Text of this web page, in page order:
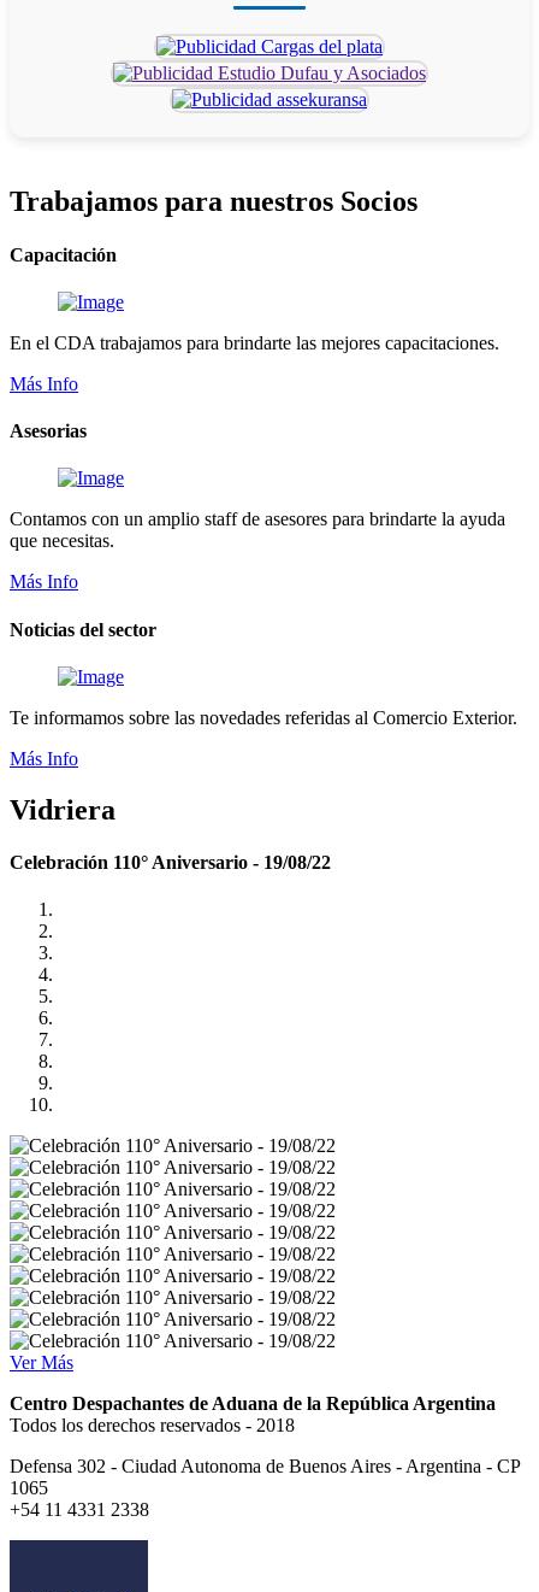
Trabajamos para nuestros Socios
Capacitación
En el CDA trabajamos para brindarte las mejores capacitaciones.
Más Info
Asesorias
Contamos con un amplio staff de asesores para brindarte la ayuda
que necesitas.
Más Info
Noticias del sector
Te informamos sobre las novedades referidas al Comercio Exterior.
Más Info
Vidriera
Celebración 110° Aniversario - 19/08/22
Ver Más
Centro Despachantes de Aduana de la República Argentina
Todos los derechos reservados - 2018
Defensa 302 - Ciudad Autonoma de Buenos Aires - Argentina - CP
1065
+54 11 4331 2338